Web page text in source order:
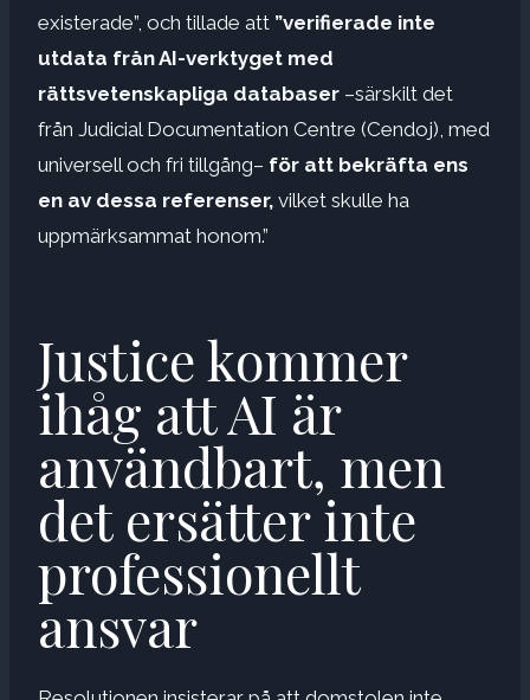
existerade”, och tillade att ”verifierade inte
utdata från AI-verktyget med
rättsvetenskapliga databaser –särskilt det
från Judicial Documentation Centre (Cendoj), med
universell och fri tillgång– för att bekräfta ens
en av dessa referenser, vilket skulle ha
uppmärksammat honom.”
Justice kommer
ihåg att AI är
användbart, men
det ersätter inte
professionellt
ansvar